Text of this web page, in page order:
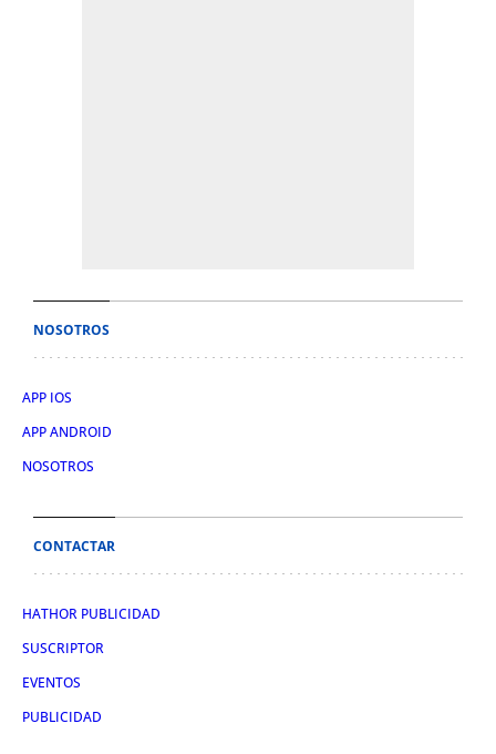
NOSOTROS
APP IOS
APP ANDROID
NOSOTROS
CONTACTAR
HATHOR PUBLICIDAD
SUSCRIPTOR
EVENTOS
PUBLICIDAD